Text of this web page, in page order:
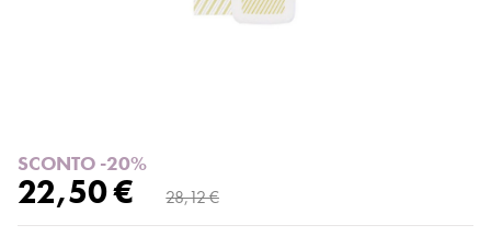
SCONTO -20%
22,50 € 28,12 €